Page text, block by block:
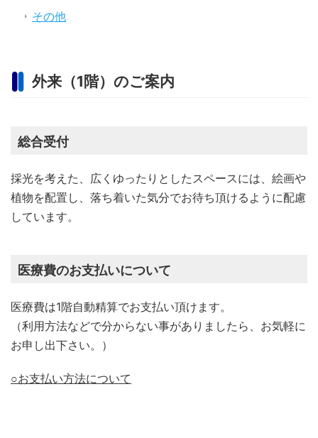
その他
外来（1階）のご案内
総合受付
採光を考えた、広くゆったりとしたスペースには、絵画や
植物を配置し、落ち着いた気分でお待ち頂けるように配慮
しています。
医療費のお支払いについて
医療費は1階自動精算でお支払い頂けます。
（利用方法などで分からない事がありましたら、お気軽に
お申し出下さい。）
○お支払い方法について